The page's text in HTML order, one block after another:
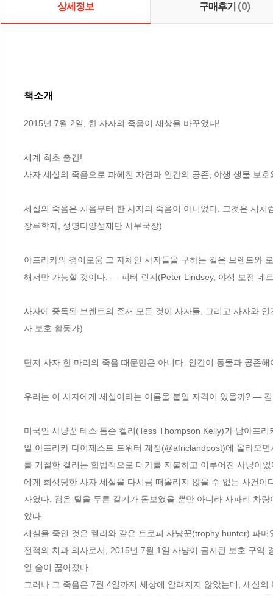
상세정보 구매후기 (0)
책소개
2015년 7월 2일, 한 사자의 죽음이 세상을 바꾸었다!
세계 최초 출간!
사자 세실의 죽음으로 파헤친 자연과 인간의 공존, 야생 생물 보
세실의 죽음은 처음부터 한 사자의 죽음이 아니었다. 그것은 시
장류학자, 생명다양성재단 사무국장)
아프리카의 경이로움 그 자체인 사자들을 구하는 길은 브렌트와
해서만 가능할 것이다. ― 피터 린지(Peter Lindsey, 야생 보전 네
사자에 중독된 브렌트의 존재 모든 것이 사자들, 그리고 사자와
자 보호 활동가)
단지 사자 한 마리의 죽음 때문만은 아니다. 인간이 동물과 공존
우리는 이 사자에게 세실이라는 이름을 붙일 자격이 있을까? ―
미국인 사냥꾼 테스 톰슨 켈리(Tess Thompson Kelly)가 남아프
일 아프리카 다이제스트 트위터 계정(@africlandpost)에 올라오
를 거절한 켈리는 합법적으로 대가를 지불하고 이루어진 사냥이
에게 희생당한 사자 세실을 다시금 떠올리지 않을 수 없는 사건
자였다. 검은 털을 두른 갈기가 돋보였을 뿐만 아니라 사파리 차
았다.
세실을 죽인 것은 켈리와 같은 트로피 사냥꾼(trophy hunter) 파
전적의 치과 의사로서, 2015년 7월 1일 사냥이 금지된 보호 구역
일 숨이 끊어졌다.
그러나 그 죽음은 7월 4일까지 세상에 알려지지 않았는데, 세실